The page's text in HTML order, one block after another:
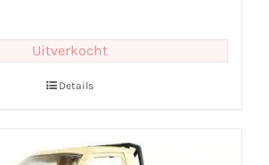
Uitverkocht
Details